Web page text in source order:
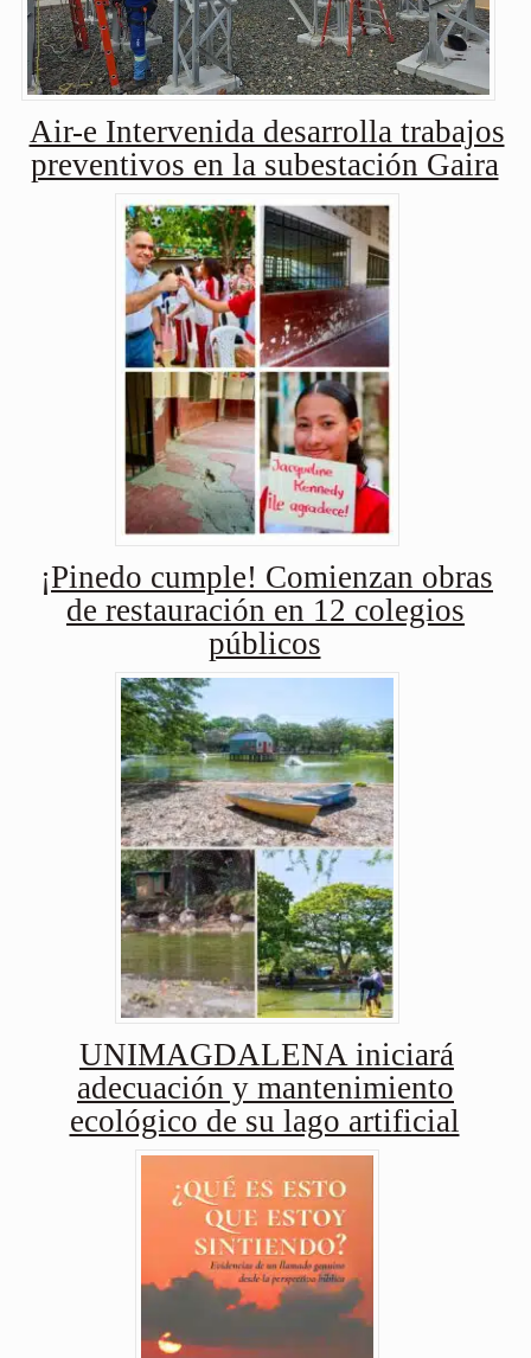
Air-e Intervenida desarrolla trabajos
preventivos en la subestación Gaira
¡Pinedo cumple! Comienzan obras
de restauración en 12 colegios
públicos
UNIMAGDALENA iniciará
adecuación y mantenimiento
ecológico de su lago artificial